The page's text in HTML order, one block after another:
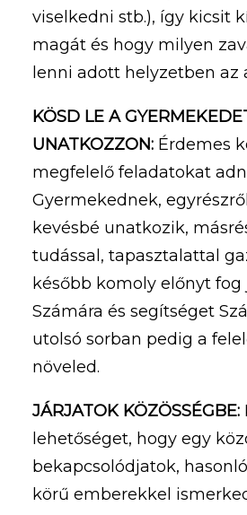
viselkedni stb.), így kicsit
magát és hogy milyen
lenni adott helyzetben az
KÖSD LE A
UNATKOZZON: Érdemes
megfelelő feladatokat
Gyermekednek,
kevésbé unatkozik,
tudással, tapasztalattal
később komoly előnyt fog
Számára és segítséget
utolsó sorban pedig a
növeled.
JÁRJATOK KÖZÖSSÉGBE:
lehetőséget, hogy egy
bekapcsolódjatok,
körű emberekkel